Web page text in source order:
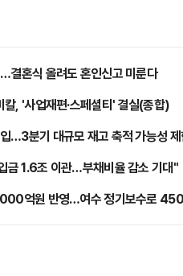
결혼식 올려도 혼인신고 미룬다
, '사업재편·스페셜티' 결실(종합)
…3분기 대규모 재고 축적 가능성
금 1.6조 이관…부채비율 감소 기대"
억원 반영…여수 정기보수로